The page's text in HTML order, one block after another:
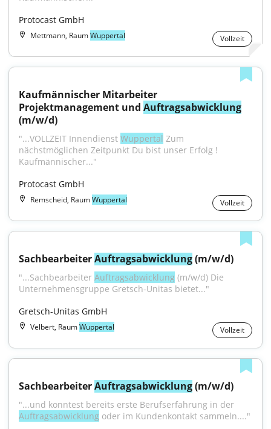
Protocast GmbH
Mettmann, RaumWuppertal Vollzeit
Kaufmännischer Mitarbeiter
Projektmanagement und Auftragsabwicklung
(m/w/d)
"...VOLLZEIT Innendienst Wuppertal Zum
nächstmöglichen Zeitpunkt Du bist unser Erfolg !
Kaufmännischer..."
Protocast GmbH
Remscheid, RaumWuppertal Vollzeit
Sachbearbeiter Auftragsabwicklung (m/w/d)
"...Sachbearbeiter Auftragsabwicklung (m/w/d) Die
Unternehmensgruppe Gretsch-Unitas bietet..."
Gretsch-Unitas GmbH
Velbert, RaumWuppertal Vollzeit
Sachbearbeiter Auftragsabwicklung (m/w/d)
Auftragsabwicklung oder im Kundenkontakt sammeln...."